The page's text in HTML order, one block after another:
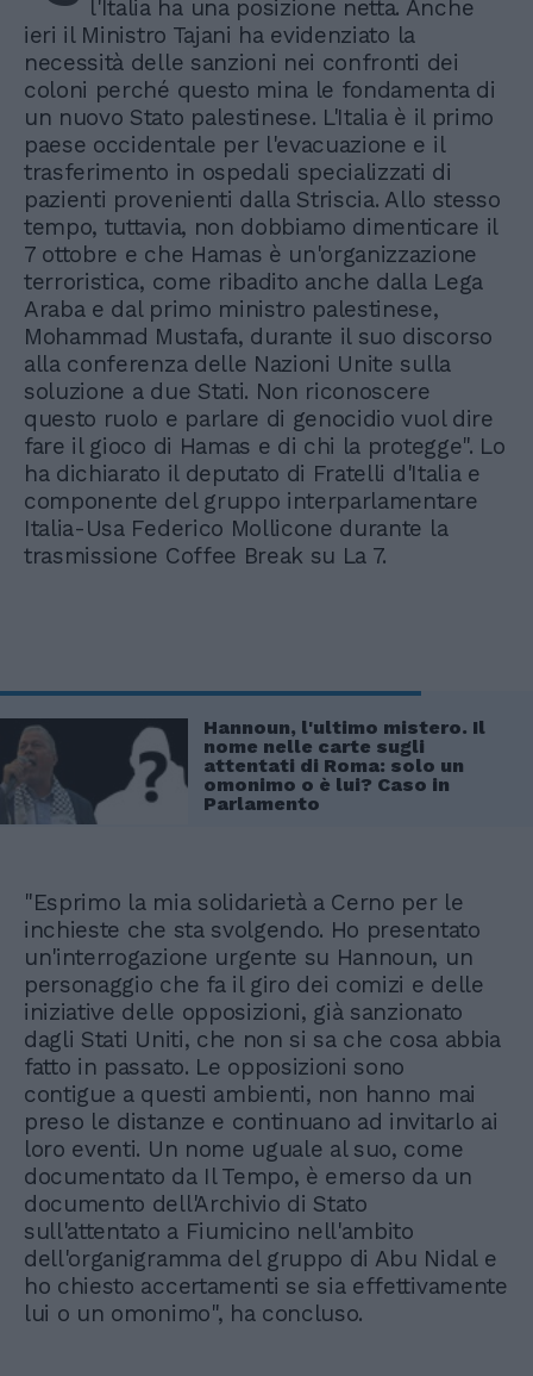
l'Italia ha una posizione netta. Anche
ieri il Ministro Tajani ha evidenziato la
necessità delle sanzioni nei confronti dei
coloni perché questo mina le fondamenta di
un nuovo Stato palestinese. L'Italia è il primo
paese occidentale per l'evacuazione e il
trasferimento in ospedali specializzati di
pazienti provenienti dalla Striscia. Allo stesso
tempo, tuttavia, non dobbiamo dimenticare il
7 ottobre e che Hamas è un'organizzazione
terroristica, come ribadito anche dalla Lega
Araba e dal primo ministro palestinese,
Mohammad Mustafa, durante il suo discorso
alla conferenza delle Nazioni Unite sulla
soluzione a due Stati. Non riconoscere
questo ruolo e parlare di genocidio vuol dire
fare il gioco di Hamas e di chi la protegge". Lo
ha dichiarato il deputato di Fratelli d'Italia e
componente del gruppo interparlamentare
Italia-Usa Federico Mollicone durante la
trasmissione Coffee Break su La 7.
Hannoun, l'ultimo mistero. Il
nome nelle carte sugli
attentati di Roma: solo un
omonimo o è lui? Caso in
Parlamento
"Esprimo la mia solidarietà a Cerno per le
inchieste che sta svolgendo. Ho presentato
un'interrogazione urgente su Hannoun, un
personaggio che fa il giro dei comizi e delle
iniziative delle opposizioni, già sanzionato
dagli Stati Uniti, che non si sa che cosa abbia
fatto in passato. Le opposizioni sono
contigue a questi ambienti, non hanno mai
preso le distanze e continuano ad invitarlo ai
loro eventi. Un nome uguale al suo, come
documentato da Il Tempo, è emerso da un
documento dell'Archivio di Stato
sull'attentato a Fiumicino nell'ambito
dell'organigramma del gruppo di Abu Nidal e
ho chiesto accertamenti se sia effettivamente
lui o un omonimo", ha concluso.